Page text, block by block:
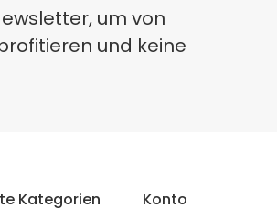
um von
und keine
Kategorien Konto